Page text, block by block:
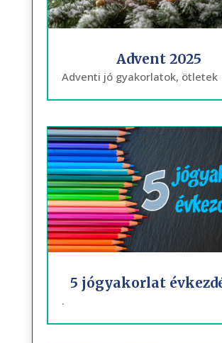
Advent 2025
Adventi jó gyakorlatok, ötletek
5 jógyakorlat
.